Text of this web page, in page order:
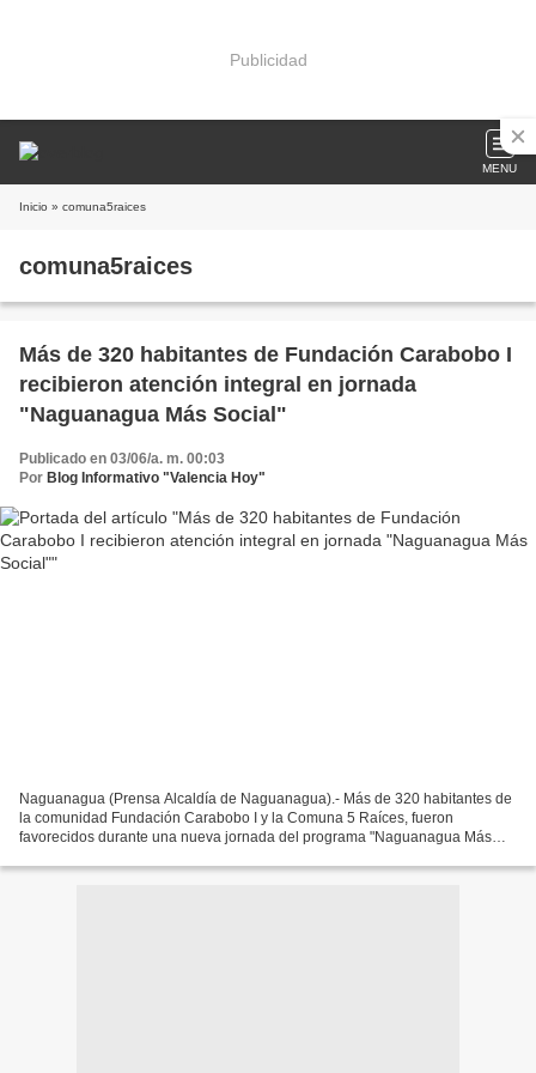
Publicidad
MENU
Inicio » comuna5raices
comuna5raices
Más de 320 habitantes de Fundación Carabobo I
recibieron atención integral en jornada
"Naguanagua Más Social"
Publicado en 03/06/a. m. 00:03
Por Blog Informativo "Valencia Hoy"
Naguanagua (Prensa Alcaldía de Naguanagua).- Más de 320 habitantes de
la comunidad Fundación Carabobo I y la Comuna 5 Raíces, fueron
favorecidos durante una nueva jornada del programa "Naguanagua Más